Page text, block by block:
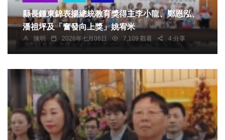
縣長鍾東錦表揚總統教育獎得主李小龍、鄭恩泓、
潘祖坪及「奮發向上獎」姚宥米
陳明 2026年七月06日 7,109 觀看 4 分享